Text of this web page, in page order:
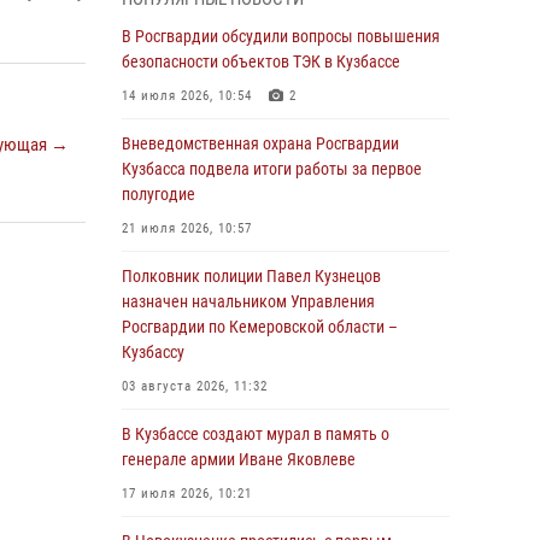
→
Генерал-полковник Олег Плохой поздравил
специалистов организационно-штатных
подразделений Росгвардии с
профессиональным праздником
С 1 сентября 2026 года вступает в силу новый
федеральный закон о частной охранной
Росгвардейцы задержали предполагаемого
виновника причинения ножевого ранения
кемеровчанину
06 августа 2026, 09:18
Росгвардейцы задержали мужчину,
повредившего имущество горожанки
06 августа 2026, 08:17
В Росгвардии обсудили вопросы повышения
безопасности объектов ТЭК в Кузбассе
14 июля 2026, 10:54 2
Вневедомственная охрана Росгвардии
Кузбасса подвела итоги работы за первое
полугодие
21 июля 2026, 10:57
Полковник полиции Павел Кузнецов
назначен начальником Управления
Росгвардии по Кемеровской области –
Кузбассу
03 августа 2026, 11:32
В Кузбассе создают мурал в память о
генерале армии Иване Яковлеве
17 июля 2026, 10:21